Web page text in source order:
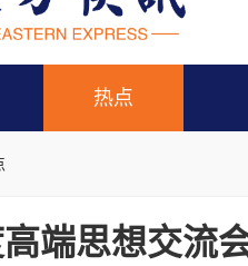
热点
端思想交流